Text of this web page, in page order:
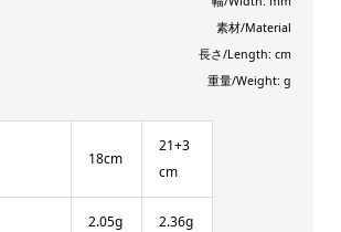
素材/Material
長さ/Length: cm
重量/Weight: g
18cm
21+3
cm
2.05g 2.36g